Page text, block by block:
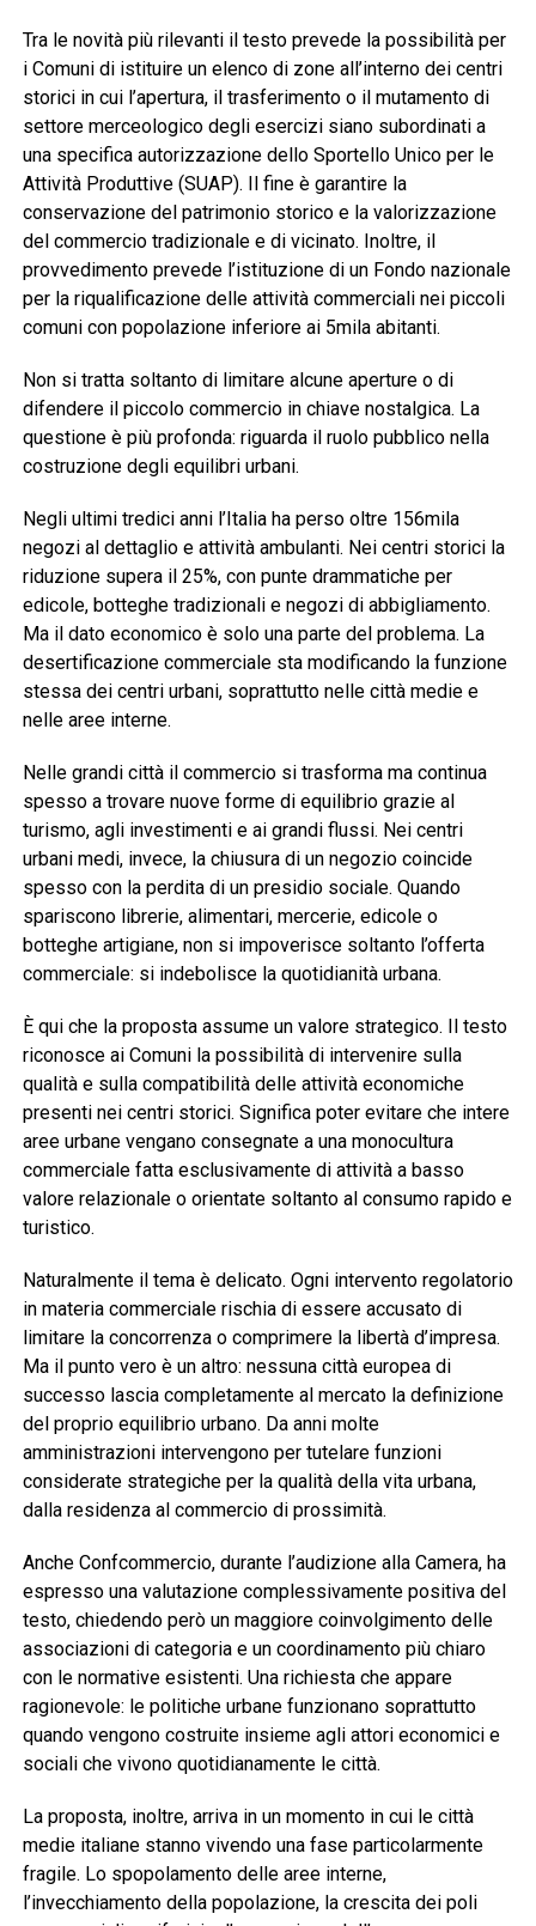
Tra le novità più rilevanti il testo prevede la possibilità per
i Comuni di istituire un elenco di zone all’interno dei centri
storici in cui l’apertura, il trasferimento o il mutamento di
settore merceologico degli esercizi siano subordinati a
una specifica autorizzazione dello Sportello Unico per le
Attività Produttive (SUAP). Il fine è garantire la
conservazione del patrimonio storico e la valorizzazione
del commercio tradizionale e di vicinato. Inoltre, il
provvedimento prevede l’istituzione di un Fondo nazionale
per la riqualificazione delle attività commerciali nei piccoli
comuni con popolazione inferiore ai 5mila abitanti.
Non si tratta soltanto di limitare alcune aperture o di
difendere il piccolo commercio in chiave nostalgica. La
questione è più profonda: riguarda il ruolo pubblico nella
costruzione degli equilibri urbani.
Negli ultimi tredici anni l’Italia ha perso oltre 156mila
negozi al dettaglio e attività ambulanti. Nei centri storici la
riduzione supera il 25%, con punte drammatiche per
edicole, botteghe tradizionali e negozi di abbigliamento.
Ma il dato economico è solo una parte del problema. La
desertificazione commerciale sta modificando la funzione
stessa dei centri urbani, soprattutto nelle città medie e
nelle aree interne.
Nelle grandi città il commercio si trasforma ma continua
spesso a trovare nuove forme di equilibrio grazie al
turismo, agli investimenti e ai grandi flussi. Nei centri
urbani medi, invece, la chiusura di un negozio coincide
spesso con la perdita di un presidio sociale. Quando
spariscono librerie, alimentari, mercerie, edicole o
botteghe artigiane, non si impoverisce soltanto l’offerta
commerciale: si indebolisce la quotidianità urbana.
È qui che la proposta assume un valore strategico. Il testo
riconosce ai Comuni la possibilità di intervenire sulla
qualità e sulla compatibilità delle attività economiche
presenti nei centri storici. Significa poter evitare che intere
aree urbane vengano consegnate a una monocultura
commerciale fatta esclusivamente di attività a basso
valore relazionale o orientate soltanto al consumo rapido e
turistico.
Naturalmente il tema è delicato. Ogni intervento regolatorio
in materia commerciale rischia di essere accusato di
limitare la concorrenza o comprimere la libertà d’impresa.
Ma il punto vero è un altro: nessuna città europea di
successo lascia completamente al mercato la definizione
del proprio equilibrio urbano. Da anni molte
amministrazioni intervengono per tutelare funzioni
considerate strategiche per la qualità della vita urbana,
dalla residenza al commercio di prossimità.
Anche Confcommercio, durante l’audizione alla Camera, ha
espresso una valutazione complessivamente positiva del
testo, chiedendo però un maggiore coinvolgimento delle
associazioni di categoria e un coordinamento più chiaro
con le normative esistenti. Una richiesta che appare
ragionevole: le politiche urbane funzionano soprattutto
quando vengono costruite insieme agli attori economici e
sociali che vivono quotidianamente le città.
La proposta, inoltre, arriva in un momento in cui le città
medie italiane stanno vivendo una fase particolarmente
fragile. Lo spopolamento delle aree interne,
l’invecchiamento della popolazione, la crescita dei poli